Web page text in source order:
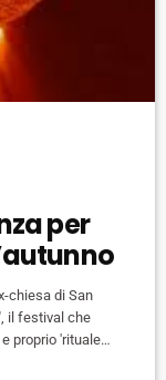
per
chiesa di San
il festival che
proprio 'rituale
e incontri